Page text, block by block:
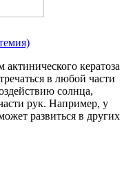
кератоза
в любой части
солнца,
рук. Например, у
развиться в других